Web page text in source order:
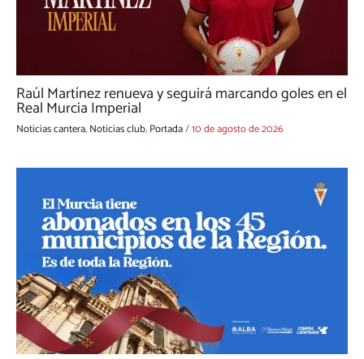
Raúl Martínez renueva y seguirá marcando goles en el
Real Murcia Imperial
Noticias cantera,Noticias club,Portada/10 de agosto de 2026